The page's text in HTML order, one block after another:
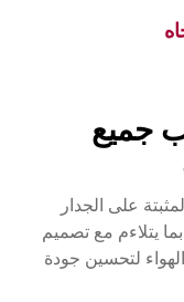
جميع
على الجدار
يتلاءم مع تصميم
لتحسين جودة